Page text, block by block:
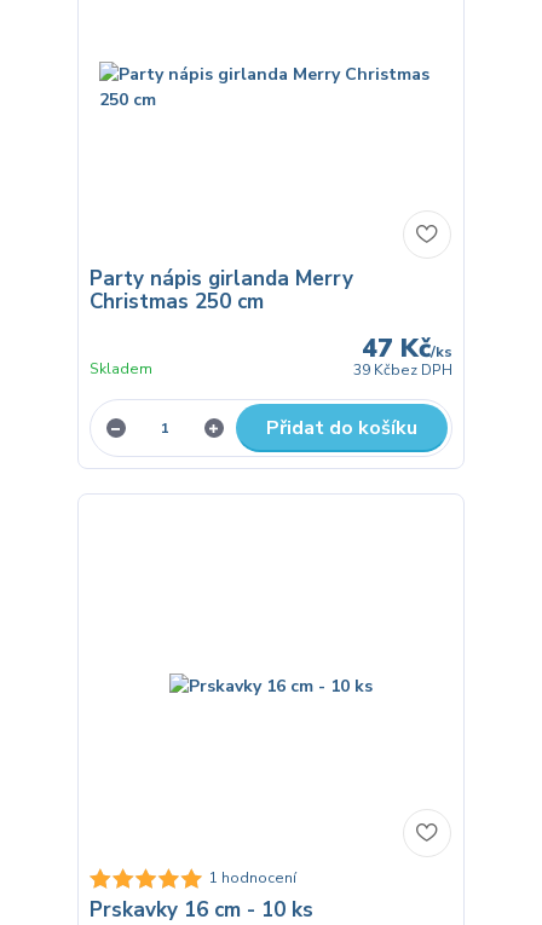
Party nápis girlanda Merry
Christmas 250 cm
47 Kč/ks
39 Kčbez DPH
Skladem
Přidat do košíku
1 hodnocení
Prskavky 16 cm - 10 ks